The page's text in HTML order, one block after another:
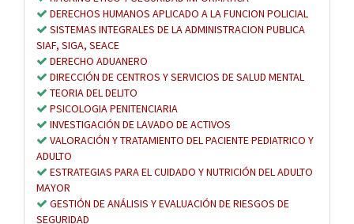
DERECHOS HUMANOS APLICADO A LA FUNCION POLICIAL
SISTEMAS INTEGRALES DE LA ADMINISTRACION PUBLICA
SIAF, SIGA, SEACE
DERECHO ADUANERO
DIRECCIÓN DE CENTROS Y SERVICIOS DE SALUD MENTAL
TEORIA DEL DELITO
PSICOLOGIA PENITENCIARIA
INVESTIGACIÓN DE LAVADO DE ACTIVOS
VALORACIÓN Y TRATAMIENTO DEL PACIENTE PEDIATRICO Y
ADULTO
ESTRATEGIAS PARA EL CUIDADO Y NUTRICIÓN DEL ADULTO
MAYOR
GESTIÓN DE ANÁLISIS Y EVALUACIÓN DE RIESGOS DE
SEGURIDAD